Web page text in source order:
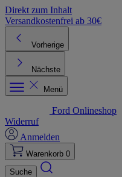
Direkt zum Inhalt
Versandkostenfrei ab 30€
Vorherige
Nächste
Menü
Ford Onlineshop
Widerruf
Anmelden
Warenkorb 0
Suche